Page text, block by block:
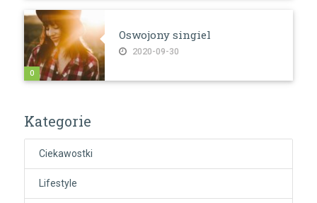
Oswojony singiel
2020-09-30
0
Kategorie
Ciekawostki
Lifestyle